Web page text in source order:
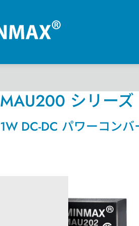
MAU200 シリーズ
1W DC-DC パワーコンバ